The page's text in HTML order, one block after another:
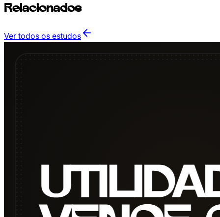
Relacionados
Ver todos os estudos